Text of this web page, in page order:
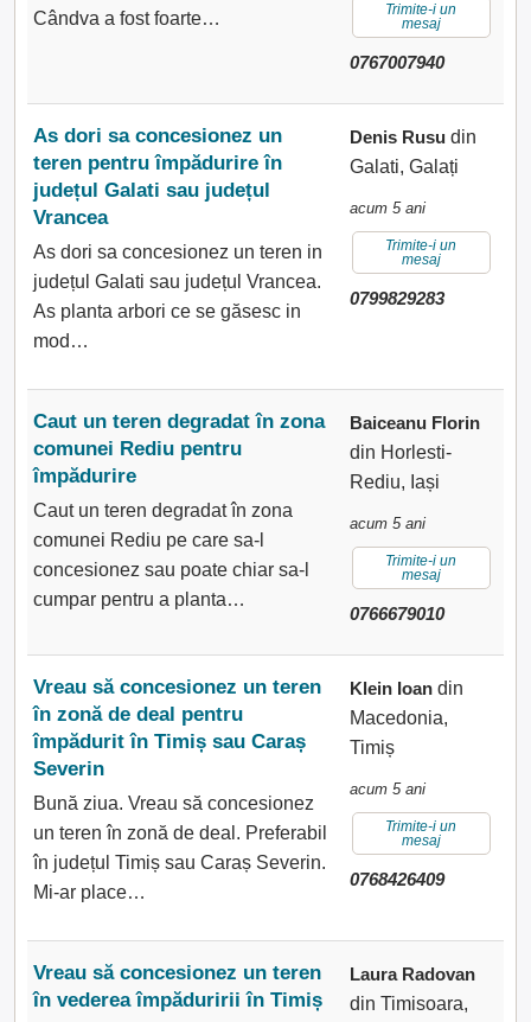
Cândva a fost foarte…
Trimite-i un
mesaj
0767007940
As dori sa concesionez un
teren pentru împădurire în
județul Galati sau județul
Vrancea
As dori sa concesionez un teren in
județul Galati sau județul Vrancea.
As planta arbori ce se găsesc in
mod…
Denis Rusudin
Galati, Galați
acum 5 ani
Trimite-i un
mesaj
0799829283
Caut un teren degradat în zona
comunei Rediu pentru
împădurire
Caut un teren degradat în zona
comunei Rediu pe care sa-l
concesionez sau poate chiar sa-l
cumpar pentru a planta…
Baiceanu Florin
din Horlesti-
Rediu, Iași
acum 5 ani
Trimite-i un
mesaj
0766679010
Vreau să concesionez un teren
în zonă de deal pentru
împădurit în Timiș sau Caraș
Severin
Bună ziua. Vreau să concesionez
un teren în zonă de deal. Preferabil
în județul Timiș sau Caraș Severin.
Mi-ar place…
Klein Ioandin
Macedonia,
Timiș
acum 5 ani
Trimite-i un
mesaj
0768426409
Vreau să concesionez un teren
în vederea împăduririi în Timiș
Laura Radovan
din Timisoara,